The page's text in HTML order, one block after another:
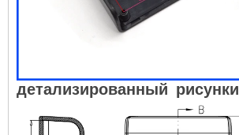
детализированный рисунки